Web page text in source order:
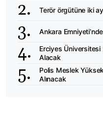
Terör örgütüne iki
Ankara
Erciyes
Alacak
Polis Meslek
Alınacak